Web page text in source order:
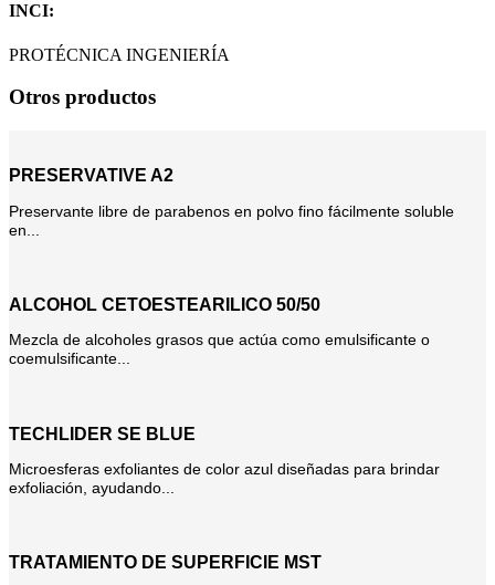
INCI:
PROTÉCNICA INGENIERÍA
Otros productos
PRESERVATIVE A2
Preservante libre de parabenos en polvo fino fácilmente soluble
en...
ALCOHOL CETOESTEARILICO 50/50
Mezcla de alcoholes grasos que actúa como emulsificante o
coemulsificante...
TECHLIDER SE BLUE
Microesferas exfoliantes de color azul diseñadas para brindar
exfoliación, ayudando...
TRATAMIENTO DE SUPERFICIE MST